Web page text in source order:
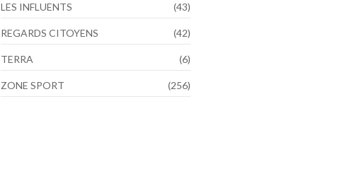
LES INFLUENTS (43)
REGARDS CITOYENS (42)
TERRA (6)
ZONE SPORT (256)